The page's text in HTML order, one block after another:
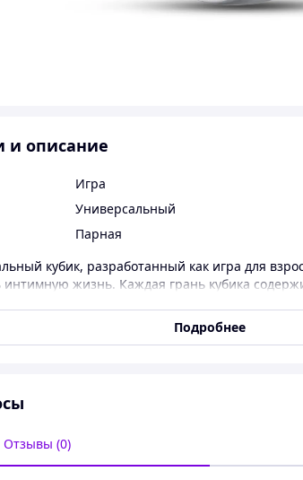
и описание
Игра
Универсальный
Парная
кубик, разработанный как игра для
интимную жизнь. Каждая грань кубика
Подробнее
Отзывы (0)